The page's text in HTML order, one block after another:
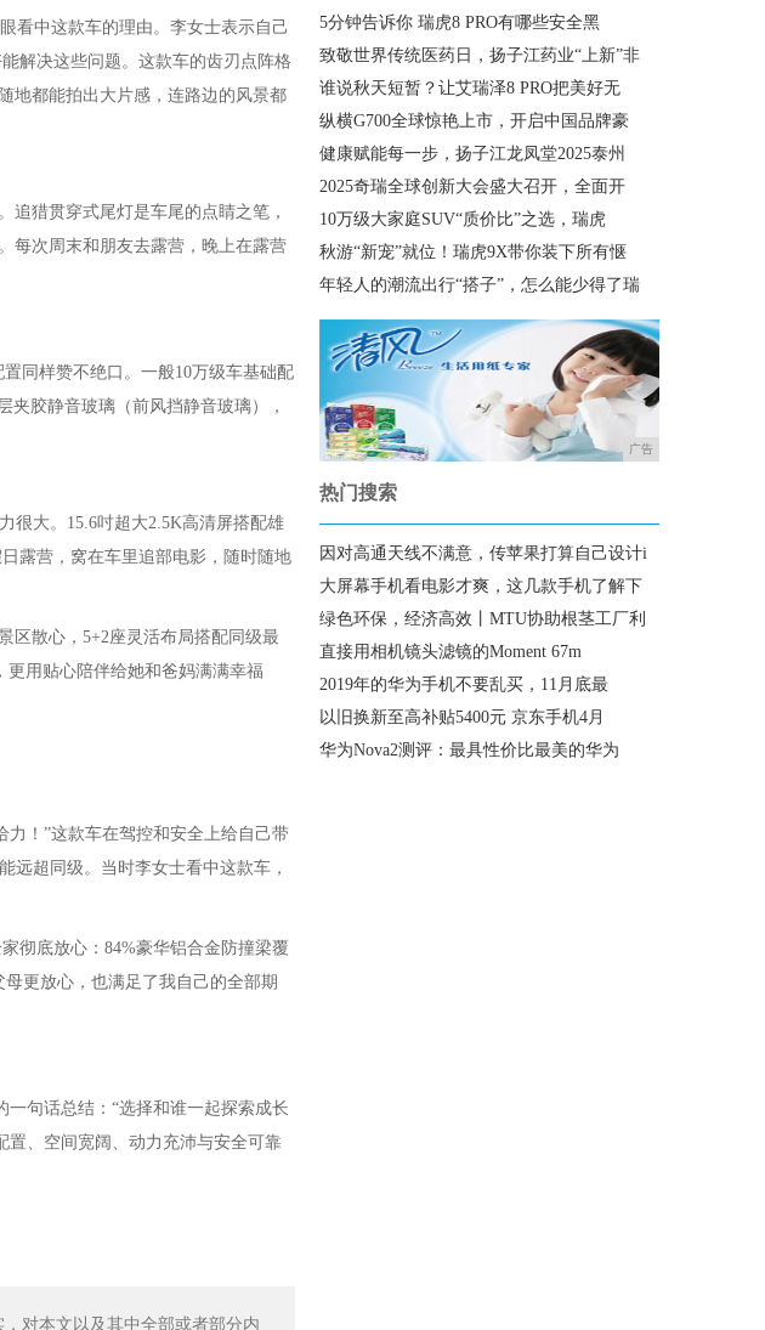
看中这款车的理由。李女士表示自己
解决这些问题。这款车的齿刃点阵格
地都能拍出大片感，连路边的风景都
追猎贯穿式尾灯是车尾的点睛之笔，
每次周末和朋友去露营，晚上在露营
同样赞不绝口。一般10万级车基础配
夹胶静音玻璃（前风挡静音玻璃），
很大。15.6吋超大2.5K高清屏搭配雄
露营，窝在车里追部电影，随时随地
区散心，5+2座灵活布局搭配同级最
用贴心陪伴给她和爸妈满满幸福
！”这款车在驾控和安全上给自己带
远超同级。当时李女士看中这款车，
彻底放心：84%豪华铝合金防撞梁覆
更放心，也满足了我自己的全部期
一句话总结：“选择和谁一起探索成长
置、空间宽阔、动力充沛与安全可靠
对本文以及其中全部或者部分内
5分钟告诉你 瑞虎8 PRO有哪些安全黑
致敬世界传统医药日，扬子江药业“上新”非
谁说秋天短暂？让艾瑞泽8 PRO把美好无
纵横G700全球惊艳上市，开启中国品牌豪
健康赋能每一步，扬子江龙凤堂2025泰州
2025奇瑞全球创新大会盛大召开，全面开
10万级大家庭SUV“质价比”之选，瑞虎
秋游“新宠”就位！瑞虎9X带你装下所有惬
年轻人的潮流出行“搭子”，怎么能少得了瑞
广告
热门搜索
因对高通天线不满意，传苹果打算自己设计i
大屏幕手机看电影才爽，这几款手机了解下
绿色环保，经济高效丨MTU协助根茎工厂利
直接用相机镜头滤镜的Moment 67m
2019年的华为手机不要乱买，11月底最
以旧换新至高补贴5400元 京东手机4月
华为Nova2测评：最具性价比最美的华为